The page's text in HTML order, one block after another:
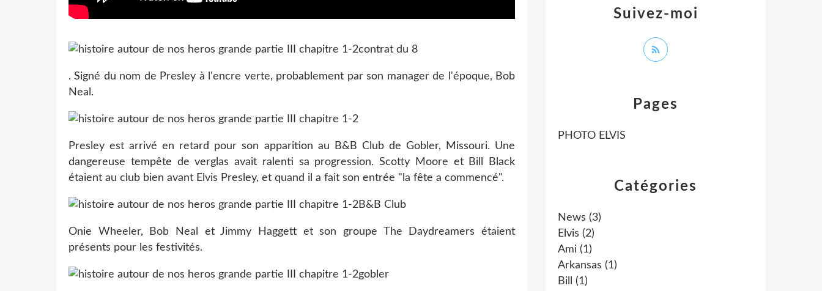
contrat du 8
. Signé du nom de Presley à l'encre verte, probablement par son manager de l'époque, Bob
Neal.
Presley est arrivé en retard pour son apparition au B&B Club de Gobler, Missouri. Une
dangereuse tempête de verglas avait ralenti sa progression. Scotty Moore et Bill Black
étaient au club bien avant Elvis Presley, et quand il a fait son entrée "la fête a commencé".
B&B Club
Onie Wheeler, Bob Neal et Jimmy Haggett et son groupe The Daydreamers étaient
présents pour les festivités.
gobler
Catégories
News (3)
Elvis (2)
Ami (1)
Arkansas (1)
Bill
(1)
Pages
PHOTO ELVIS
Suivez-moi